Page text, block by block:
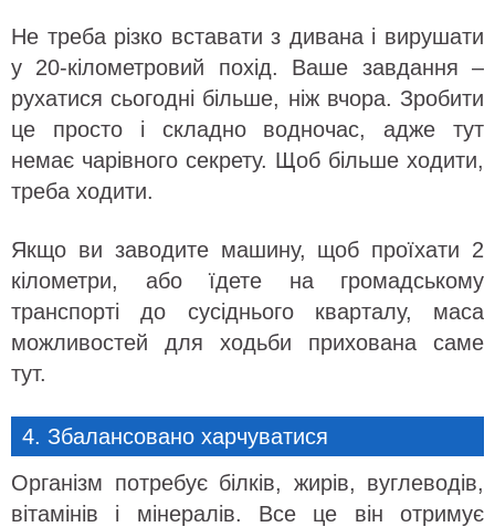
Не треба різко вставати з дивана і вирушати
у 20-кілометровий похід. Ваше завдання –
рухатися сьогодні більше, ніж вчора. Зробити
це просто і складно водночас, адже тут
немає чарівного секрету. Щоб більше ходити,
треба ходити.
Якщо ви заводите машину, щоб проїхати 2
кілометри, або їдете на громадському
транспорті до сусіднього кварталу, маса
можливостей для ходьби прихована саме
тут.
4. Збалансовано харчуватися
Організм потребує білків, жирів, вуглеводів,
вітамінів і мінералів. Все це він отримує